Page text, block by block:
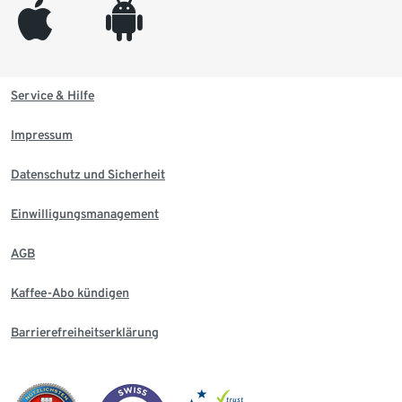
appleinc android
Service & Hilfe
Impressum
Datenschutz und Sicherheit
Einwilligungsmanagement
AGB
Kaffee-Abo kündigen
Barrierefreiheitserklärung